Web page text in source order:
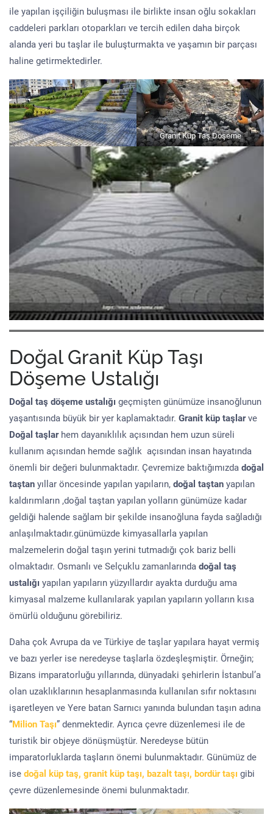
ile yapılan işçiliğin buluşması ile birlikte insan oğlu sokakları
caddeleri parkları otoparkları ve tercih edilen daha birçok
alanda yeri bu taşlar ile buluşturmakta ve yaşamın bir parçası
haline getirmektedirler.
Granit Küp Taş Döşeme
Doğal Granit Küp Taşı
Döşeme Ustalığı
Doğal taş döşeme ustalığı geçmişten günümüze insanoğlunun
yaşantısında büyük bir yer kaplamaktadır. Granit küp taşlarve
Doğal taşlar hem dayanıklılık açısından hem uzun süreli
kullanım açısından hemde sağlık açısından insan hayatında
önemli bir değeri bulunmaktadır. Çevremize baktığımızda doğal
taştan yıllar öncesinde yapılan yapıların, doğal taştan yapılan
kaldırımların ,doğal taştan yapılan yolların günümüze kadar
geldiği halende sağlam bir şekilde insanoğluna fayda sağladığı
anlaşılmaktadır.günümüzde kimyasallarla yapılan
malzemelerin doğal taşın yerini tutmadığı çok bariz belli
olmaktadır. Osmanlı ve Selçuklu zamanlarında doğal taş
ustalığı yapılan yapıların yüzyıllardır ayakta durduğu ama
kimyasal malzeme kullanılarak yapılan yapıların yolların kısa
ömürlü olduğunu görebiliriz.
Daha çok Avrupa da ve Türkiye de taşlar yapılara hayat vermiş
ve bazı yerler ise neredeyse taşlarla özdeşleşmiştir. Örneğin;
Bizans imparatorluğu yıllarında, dünyadaki şehirlerin İstanbul’a
olan uzaklıklarının hesaplanmasında kullanılan sıfır noktasını
işaretleyen ve Yere batan Sarnıcı yanında bulundan taşın adına
“Milion Taşı” denmektedir. Ayrıca çevre düzenlemesi ile de
turistik bir objeye dönüşmüştür. Neredeyse bütün
imparatorluklarda taşların önemi bulunmaktadır. Günümüz de
ise doğal küp taş, granit küp taşı, bazalt taşı, bordür taşı gibi
çevre düzenlemesinde önemi bulunmaktadır.